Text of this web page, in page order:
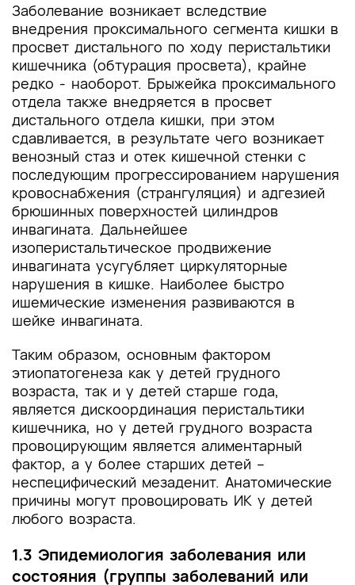
Заболевание возникает вследствие
внедрения проксимального сегмента кишки в
просвет дистального по ходу перистальтики
кишечника (обтурация просвета), крайне
редко - наоборот. Брыжейка проксимального
отдела также внедряется в просвет
дистального отдела кишки, при этом
сдавливается, в результате чего возникает
венозный стаз и отек кишечной стенки с
последующим прогрессированием нарушения
кровоснабжения (странгуляция) и адгезией
брюшинных поверхностей цилиндров
инвагината. Дальнейшее
изоперистальтическое продвижение
инвагината усугубляет циркуляторные
нарушения в кишке. Наиболее быстро
ишемические изменения развиваются в
шейке инвагината.
Таким образом, основным фактором
этиопатогенеза как у детей грудного
возраста, так и у детей старше года,
является дискоординация перистальтики
кишечника, но у детей грудного возраста
провоцирующим является алиментарный
фактор, а у более старших детей –
неспецифический мезаденит. Анатомические
причины могут провоцировать ИК у детей
любого возраста.
1.3 Эпидемиология заболевания или
состояния (группы заболеваний или